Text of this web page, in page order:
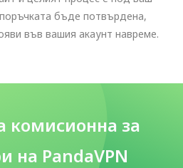
бъде потвърдена,
във вашия акаунт навреме.
комисионна за
на PandaVPN